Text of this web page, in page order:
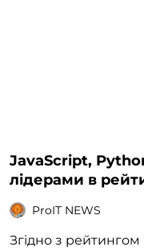
JavaScript,
лідерами в
ProIT NEWS
Згідно з